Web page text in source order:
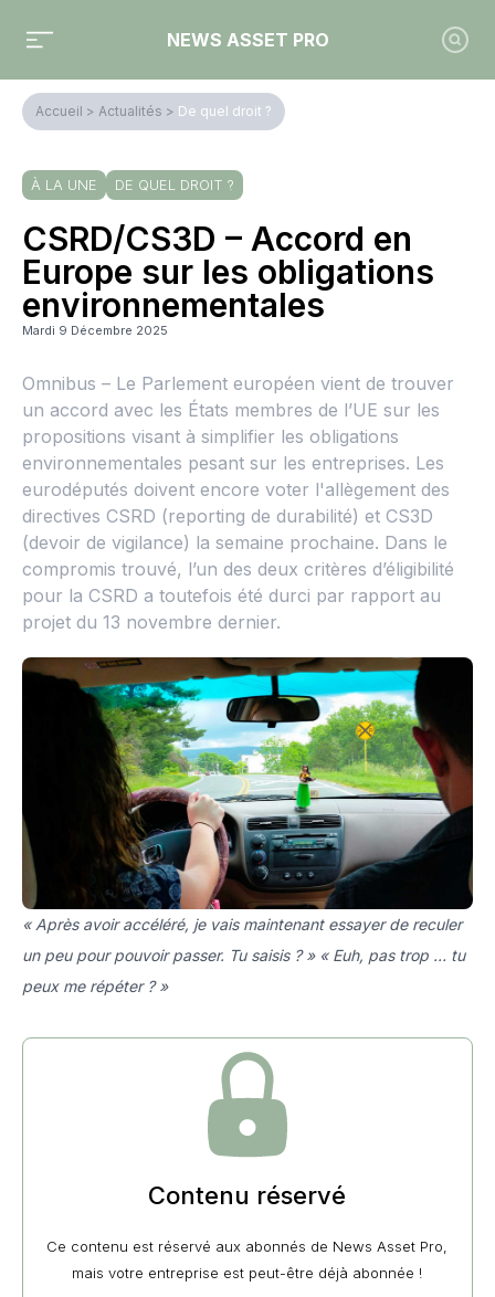
NEWS ASSET PRO
Accueil > Actualités > De quel droit ?
À LA UNE DE QUEL DROIT ?
CSRD/CS3D – Accord en
Europe sur les obligations
environnementales
Mardi 9 Décembre 2025
Omnibus – Le Parlement européen vient de trouver
un accord avec les États membres de l’UE sur les
propositions visant à simplifier les obligations
environnementales pesant sur les entreprises. Les
eurodéputés doivent encore voter l'allègement des
directives CSRD (reporting de durabilité) et CS3D
(devoir de vigilance) la semaine prochaine. Dans le
compromis trouvé, l’un des deux critères d’éligibilité
pour la CSRD a toutefois été durci par rapport au
projet du 13 novembre dernier.
« Après avoir accéléré, je vais maintenant essayer de reculer
un peu pour pouvoir passer. Tu saisis ? » « Euh, pas trop … tu
peux me répéter ? »
Contenu réservé
Ce contenu est réservé aux abonnés de News Asset Pro,
mais votre entreprise est peut-être déjà abonnée !